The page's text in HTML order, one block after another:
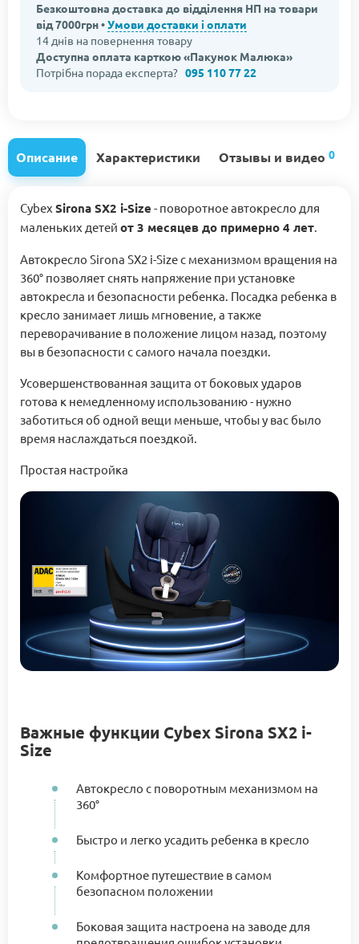
Безкоштовна доставка до відділення НП на товари
від 7000грн •Умови доставки і оплати
14 днів на повернення товару
Доступна оплата карткою «Пакунок Малюка»
Потрібна порада експерта? 095 110 77 22
Описание Характеристики Отзывы и видео 0
Cybex Sirona SX2 i-Size - поворотное автокресло для
маленьких детей от 3 месяцев до примерно 4 лет.
Автокресло Sirona SX2 i-Size с механизмом вращения на
360° позволяет снять напряжение при установке
автокресла и безопасности ребенка. Посадка ребенка в
кресло занимает лишь мгновение, а также
переворачивание в положение лицом назад, поэтому
вы в безопасности с самого начала поездки.
Усовершенствованная защита от боковых ударов
готова к немедленному использованию - нужно
заботиться об одной вещи меньше, чтобы у вас было
время наслаждаться поездкой.
Простая настройка
Важные функции Cybex Sirona SX2 i-
Size
Автокресло с поворотным механизмом на
360°
Быстро и легко усадить ребенка в кресло
Комфортное путешествие в самом
безопасном положении
Боковая защита настроена на заводе для